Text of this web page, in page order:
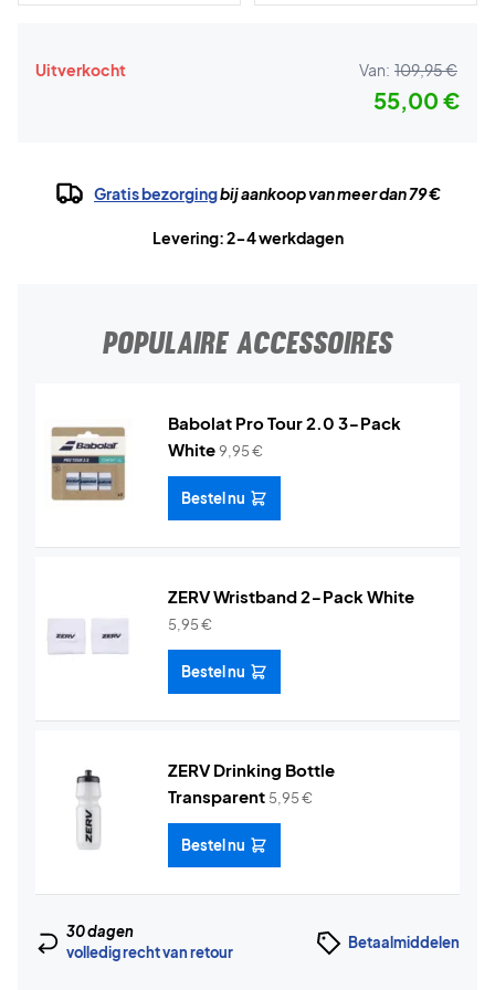
Uitverkocht Van: 109,95 €
55,00 €
Gratis bezorgingbij aankoop van meer dan 79 €
Levering: 2-4 werkdagen
POPULAIRE ACCESSOIRES
Babolat Pro Tour 2.0 3-Pack
White9,95€
Bestel nu
ZERV Wristband 2-Pack White
5,95€
Bestel nu
ZERV Drinking Bottle
Transparent 5,95€
Bestel nu
30 dagen
volledig recht van retour
Betaalmiddelen